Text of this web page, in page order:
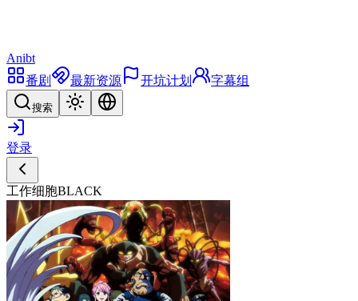
Anibt
番剧
最新资源 开坑计划 字幕组
搜索
登录
工作细胞BLACK